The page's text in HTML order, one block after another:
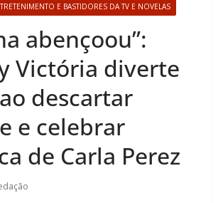
E BASTIDORES DA TV E NOVELAS
abençoou”:
Victória diverte
descartar
e celebrar
de Carla Perez